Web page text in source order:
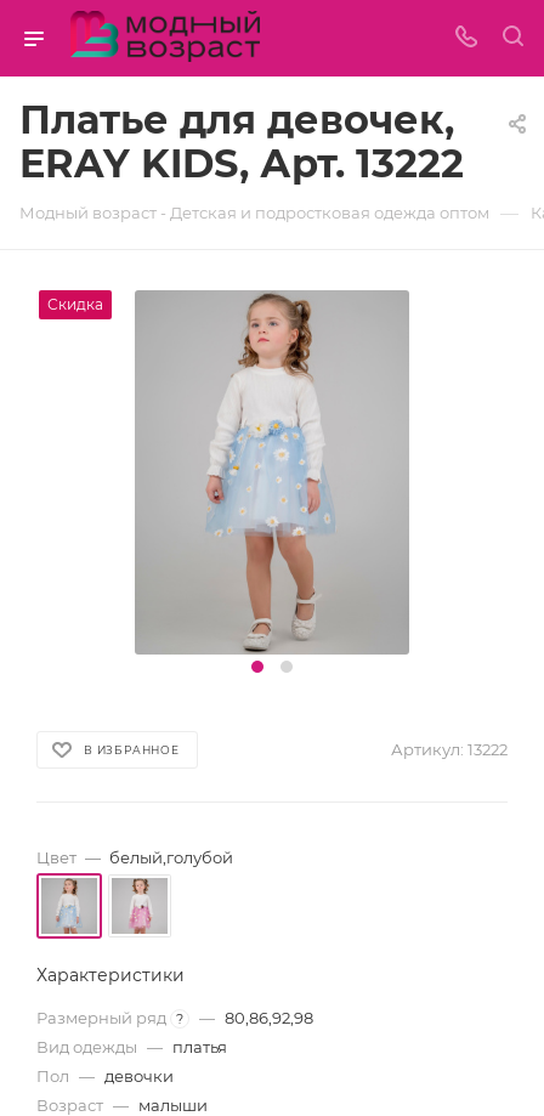
Платье для девочек,
ERAY KIDS, Арт. 13222
Модный возраст - Детская и подростковая одежда оптом —
Скидка
В ИЗБРАННОЕ Артикул: 13222
Цвет — белый,голубой
Характеристики
Размерный ряд ? — 80,86,92,98
Вид одежды — платья
Пол — девочки
Возраст — малыши